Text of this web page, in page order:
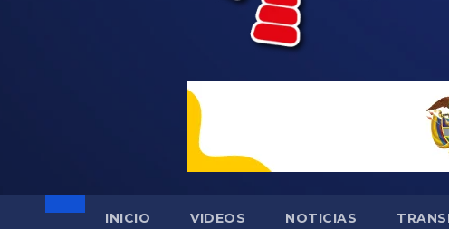
INICIO VIDEOS NOTICIAS